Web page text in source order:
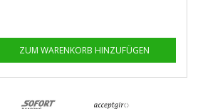
ZUM WARENKORB HINZUFÜGEN